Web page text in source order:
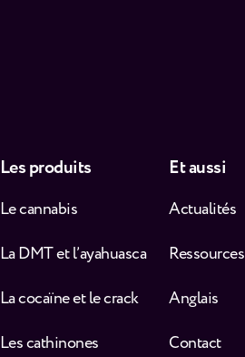
Les produits
Le cannabis
La DMT et l’ayahuasca
La cocaïne et le crack
Les cathinones
Et aussi
Actualités
Ressources
Anglais
Contact